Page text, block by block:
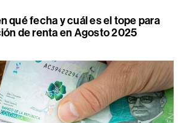
qué fecha y cuál es el tope para
de renta en Agosto 2025